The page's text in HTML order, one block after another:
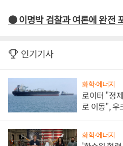
● 이명박 검찰과 여론에 완전
인기기사
화학·에너지
로이터 "정
로 이동", 우
화학·에너지